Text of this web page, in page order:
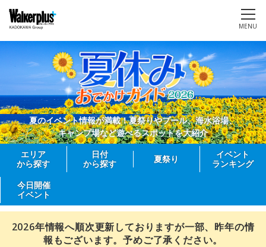
MENU
夏のイベント情報が満載！夏祭りやプール、海水浴場、
キャンプ場など遊べるスポットを大紹介
エリア
から探す
日付
から探す
夏祭り
イベント
ランキング
今日開催
イベント
2026年情報へ順次更新しておりますが一部、昨年の情
報もございます。予めご了承ください。